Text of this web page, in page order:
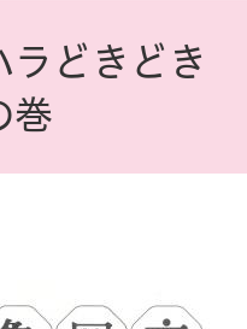
ラどきどき